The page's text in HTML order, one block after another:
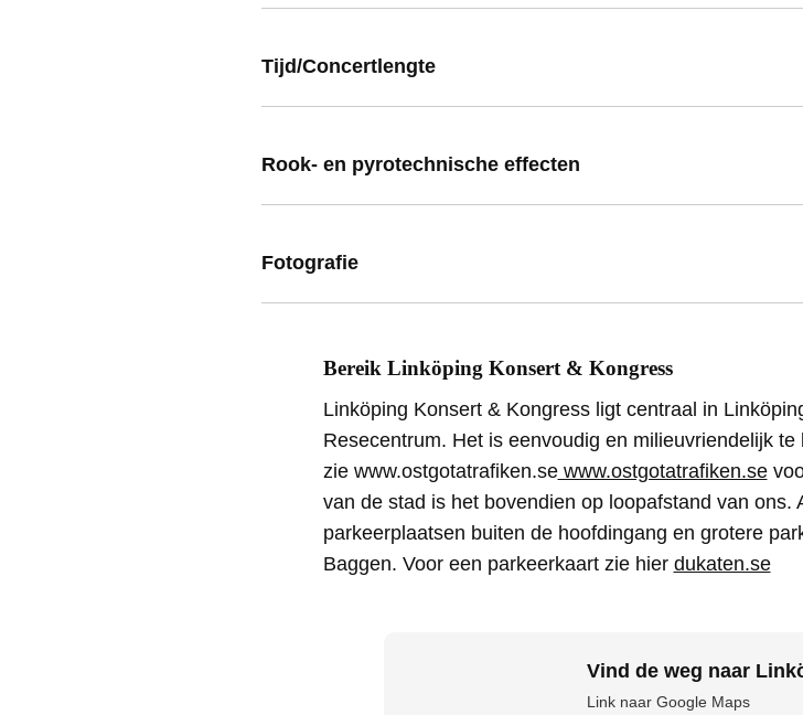
Tijd/Concertlengte
Rook- en pyrotechnische effecten
Fotografie
Bereik Linköping Konsert & Kongress
Linköping Konsert & Kongress ligt centraal in
Resecentrum. Het is eenvoudig en milieuvriendelijk
zie www.ostgotatrafiken.sewww.ostgotatrafiken.se
van de stad is het bovendien op loopafstand van ons.
parkeerplaatsen buiten de hoofdingang en grotere
Baggen. Voor een parkeerkaart zie hier dukaten.se
Vind de weg naar
Link naar Google Maps